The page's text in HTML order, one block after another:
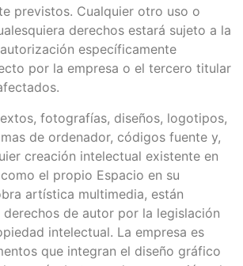
previstos. Cualquier otro uso o
derechos estará sujeto a la
específicamente
por la empresa o el tercero titular
fotografías, diseños, logotipos,
de ordenador, códigos fuente y,
creación intelectual existente en
el propio Espacio en su
artística multimedia, están
de autor por la legislación
intelectual. La empresa es
que integran el diseño gráfico